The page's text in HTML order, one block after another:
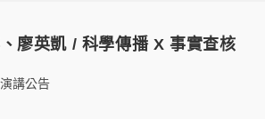
廖英凱 / 科學傳播 X 事實查核
演講公告